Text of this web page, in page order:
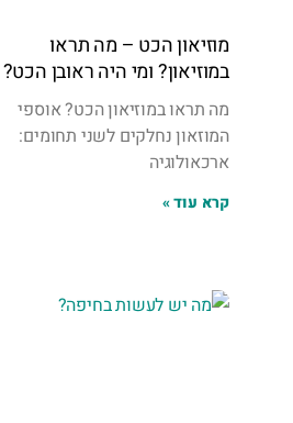
מוזיאון הכט – מה תראו
במוזיאון? ומי היה ראובן הכט?
מה תראו במוזיאון הכט? אוספי
המוזאון נחלקים לשני תחומים:
ארכאולוגיה
קרא עוד »